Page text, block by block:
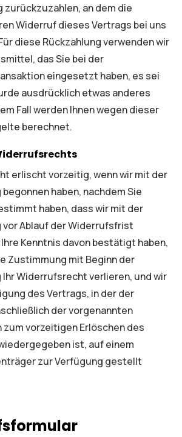
zurückzuzahlen, an dem die
Widerruf dieses Vertrags bei uns
diese Rückzahlung verwenden wir
das Sie bei der
eingesetzt haben, es sei
ausdrücklich etwas anderes
Fall werden Ihnen wegen dieser
berechnet.
erlischt vorzeitig, wenn wir mit der
haben, nachdem Sie
haben, dass wir mit der
Ablauf der Widerrufsfrist
Kenntnis davon bestätigt haben,
Zustimmung mit Beginn der
Widerrufsrecht verlieren, und wir
des Vertrags, in der der
der vorgenannten
vorzeitigen Erlöschen des
ist, auf einem
zur Verfügung gestellt